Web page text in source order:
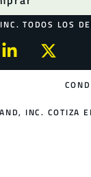
TODOS LOS
INC. COTIZA